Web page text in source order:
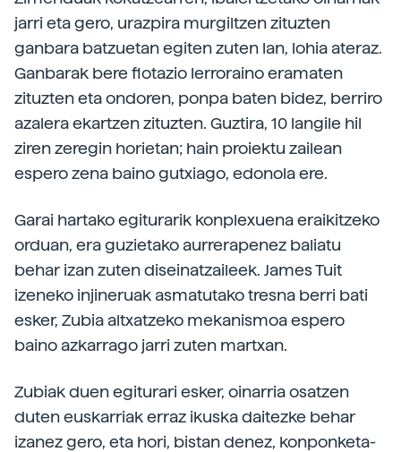
jarri eta gero, urazpira murgiltzen zituzten
ganbara batzuetan egiten zuten lan, lohia ateraz.
Ganbarak bere flotazio lerroraino eramaten
zituzten eta ondoren, ponpa baten bidez, berriro
azalera ekartzen zituzten. Guztira, 10 langile hil
ziren zeregin horietan; hain proiektu zailean
espero zena baino gutxiago, edonola ere.
Garai hartako egiturarik konplexuena eraikitzeko
orduan, era guzietako aurrerapenez baliatu
behar izan zuten diseinatzaileek. James Tuit
izeneko injineruak asmatutako tresna berri bati
esker, Zubia altxatzeko mekanismoa espero
baino azkarrago jarri zuten martxan.
Zubiak duen egiturari esker, oinarria osatzen
duten euskarriak erraz ikuska daitezke behar
izanez gero, eta hori, bistan denez, konponketa-